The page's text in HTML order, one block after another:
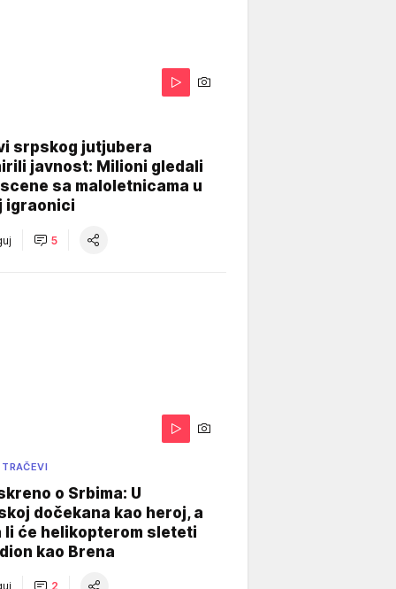
srpskog jutjubera
javnost: Milioni gledali
sa maloletnicama u
igraonici
5
o Srbima: U
dočekana kao heroj, a
li će helikopterom sleteti
kao Brena
2